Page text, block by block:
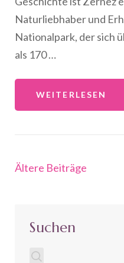
Naturliebhaber und
Nationalpark, der sich
als 170 …
WEITERLESEN
Ältere Beiträge
Suchen